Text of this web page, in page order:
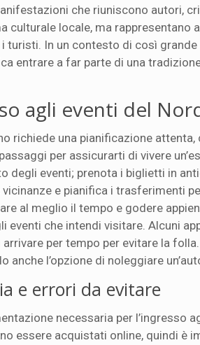
che riuniscono autori,
culturale locale, ma rappresentano
turisti. In un contesto di così
entrare a far parte di una
agli eventi del
richiede una pianificazione
per assicurarti di vivere
degli eventi; prenota i biglietti in
e pianifica i trasferimenti
al meglio il tempo e godere
che intendi visitare. Alcuni
per tempo per evitare la
anche l’opzione di noleggiare
e errori da evitare
necessaria per l’ingresso
essere acquistati online, quindi è